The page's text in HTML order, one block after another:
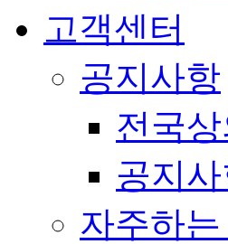
고객센터
공지사항
전국
공지
자주하